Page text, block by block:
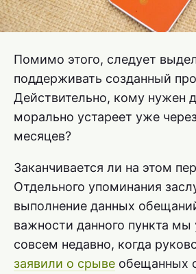
Помимо этого, следует
поддерживать созданный
Действительно, кому нужен
морально устареет уже
месяцев?
Заканчивается ли на этом
Отдельного упоминания
выполнение данных
важности данного пункта мы
совсем недавно, когда
заявили о срыве обещанных